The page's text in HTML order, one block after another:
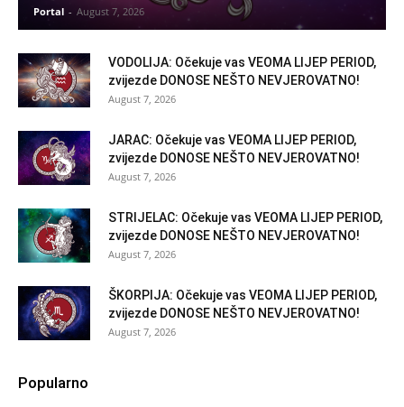
Portal - August 7, 2026
VODOLIJA: Očekuje vas VEOMA LIJEP PERIOD,
zvijezde DONOSE NEŠTO NEVJEROVATNO!
August 7, 2026
JARAC: Očekuje vas VEOMA LIJEP PERIOD,
zvijezde DONOSE NEŠTO NEVJEROVATNO!
August 7, 2026
STRIJELAC: Očekuje vas VEOMA LIJEP PERIOD,
zvijezde DONOSE NEŠTO NEVJEROVATNO!
August 7, 2026
ŠKORPIJA: Očekuje vas VEOMA LIJEP PERIOD,
zvijezde DONOSE NEŠTO NEVJEROVATNO!
August 7, 2026
Popularno